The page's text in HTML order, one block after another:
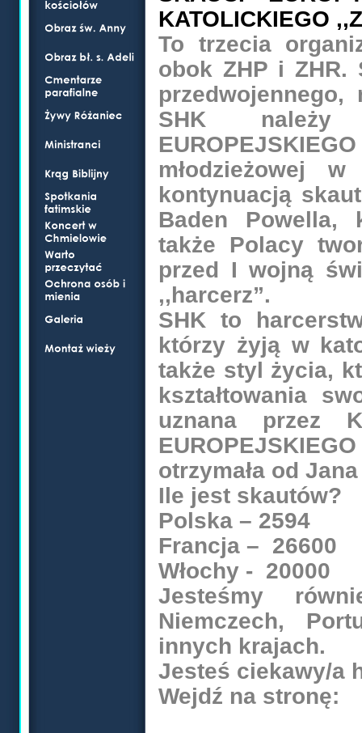
KATOLICKIEGO
To trzecia
obok ZHP i ZHR.
SHK należy
młodzieżowej
kontynuacją
Baden Powella,
także Polacy
przed I wojną
,,harcerz”.
SHK to
którzy żyją w
także styl życia,
kształtowania
uznana przez
otrzymała od Jana
Ile jest skautów?
Polska – 2594
Francja – 26600
Włochy - 20000
Jesteśmy
Niemczech,
innych krajach.
Jesteś ciekawy/a
Wejdź na